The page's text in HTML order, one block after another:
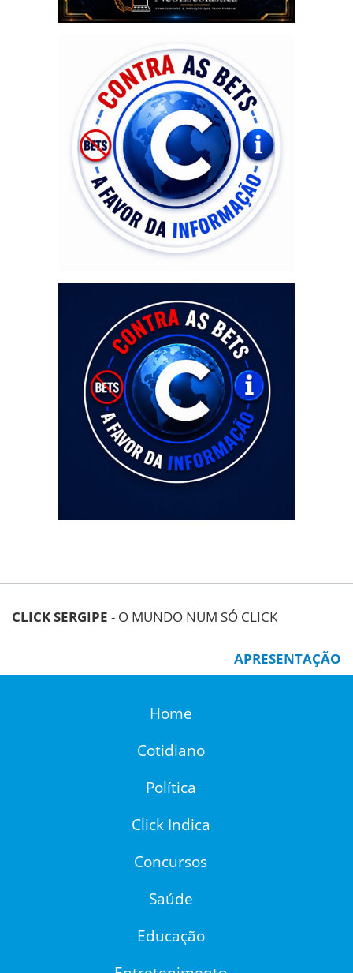
CLICK SERGIPE - O MUNDO NUM SÓ CLICK
APRESENTAÇÃO
Home
Cotidiano
Política
Click Indica
Concursos
Saúde
Educação